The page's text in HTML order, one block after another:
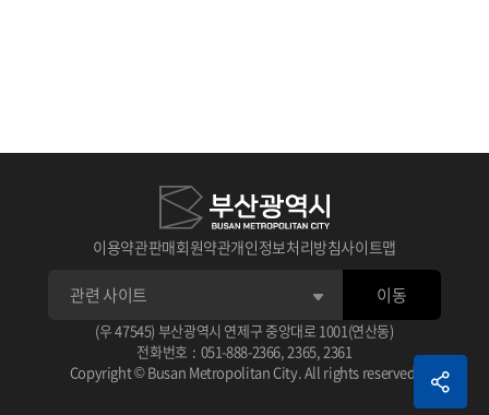
체크가 없으면 기본 상세 검색됩니다.
검색 조건으로 AND, OR, NOT으로 검색됩니다.
상세검색 후 선택한 데이터의 타이틀입니다.
아이콘 클릭 시 선택한 데이터 스크랩이 가능합니다.
선택한 데이터 평점 주기 기능입니다.
선택한 데이터 관련 정보입니다.
이용약관판매회원약관개인정보처리방침사이트맵
(우 47545) 부산광역시 연제구 중앙대로 1001(연산동)
전화번호 : 051-888-2366 2365, 2361
Copyright © Busan Metropolitan City. All rights reserved.
이동